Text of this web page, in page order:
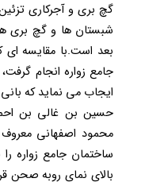
گچ بری و آجرکاری
شبستان ها و گچ بری
بعد است.با مقایسه
جامع زواره انجام
ایجاب می نماید که
حسین بن غالی بن
محمود اصفهانی
ساختمان جامع
بالای نمای روبه صحن